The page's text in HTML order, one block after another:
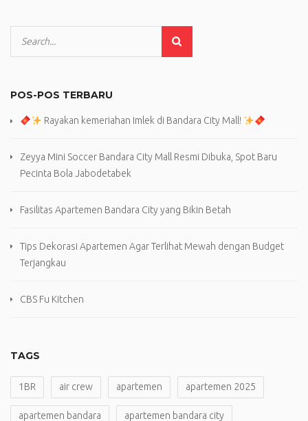
POS-POS TERBARU
Rayakan kemeriahan Imlek di Bandara City Mall!
Zeyya Mini Soccer Bandara City Mall Resmi Dibuka, Spot Baru
Pecinta Bola Jabodetabek
Fasilitas Apartemen Bandara City yang Bikin Betah
Tips Dekorasi Apartemen Agar Terlihat Mewah dengan Budget
Terjangkau
CBS Fu Kitchen
TAGS
1BR air crew apartemen apartemen 2025
apartemen bandara apartemen bandara city